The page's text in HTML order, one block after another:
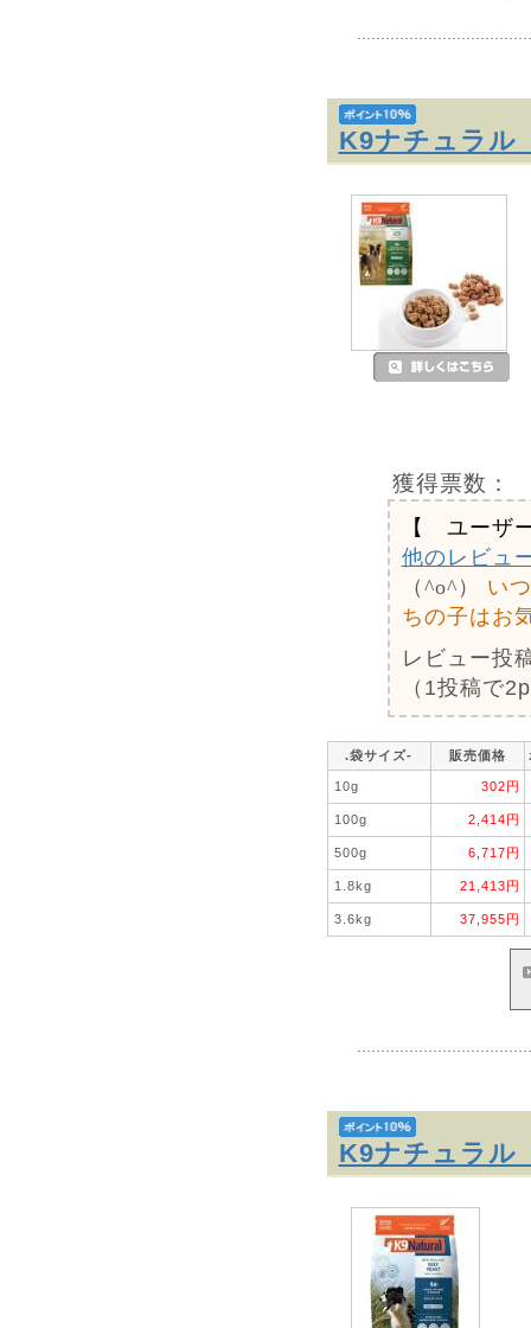
K9ナチュラ
獲得票数：
【 ユーザ
他のレビュ
（^o^）
い
ちの子はお
レビュー投
（1投稿で
.袋サイズ- 販売価格
10g 302円
100g 2,414円
500g 6,717円
1.8kg 21,413円
3.6kg 37,955円
K9ナチュラ